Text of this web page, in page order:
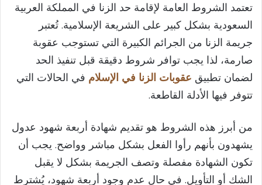
تعتمد الشروط العامة لإقامة حد الزنا في المملكة العربية
السعودية بشكل كبير على الشريعة الإسلامية. تُعتبر
جريمة الزنا من الجرائم الكبيرة التي تستوجب عقوبة
صارمة، لذا يجب توافر شروط دقيقة قبل تنفيذ الحد
لضمان تطبيق عقوبات الزنا في الإسلام في الحالات التي
تتوفر فيها الأدلة القاطعة.
من أبرز هذه الشروط هو تقديم شهادة أربعة شهود عدول
يشهدون بأنهم رأوا الفعل بشكل مباشر وواضح. يجب أن
تكون الشهادة مفصلة وتصف الجريمة بشكل لا يقبل
الشك أو التأويل. في حال عدم وجود أربعة شهود، يُشترط